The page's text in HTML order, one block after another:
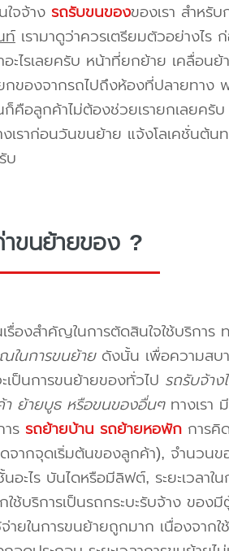
จจ้าง รถรับขนของของเรา สำหรั
ท์เรามาดูว่าควรเตรียมตัวอย่างไร
ะไรเลยครับ หน้าที่ยกย้าย เคลื่อน
ของจากรถไปถึงห้องที่ปลายทาง
อลูกค้าไม่ต้องช่วยเรายกเลยครั
ราก่อนวันขนย้าย แจ้งโลเคชั่นต้น
บ
ขนย้ายของ ?
รื่องสำคัญในการตัดสินใจใช้บริการ
ในการขนย้ายดังนั้น เพื่อความสบ
เป็นการขนย้ายของทั่วไป รถรับจ้า
ย้ายบูธ หรือขนของอื่นๆทางเรา
ร รถย้ายบ้าน รถย้ายหอพักการคิด
จากจุดเริ่มต้นของลูกค้า), จำนวน
ะไร บันไดหรือมีลิฟต์, ระยะเวลา
ใช้บริการเป็นรถกระบะรับจ้าง ข
ยในการขนย้ายถูกมาก เนื่องจาก